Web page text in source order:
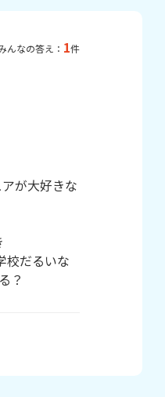
んなの答え： 1件
が大好きな
校だるいな
？